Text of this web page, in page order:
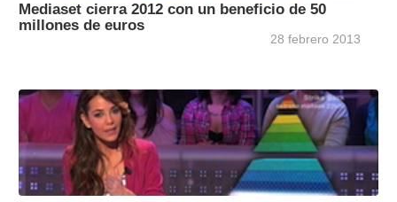
Mediaset cierra 2012 con un beneficio de 50
millones de euros
28 febrero 2013